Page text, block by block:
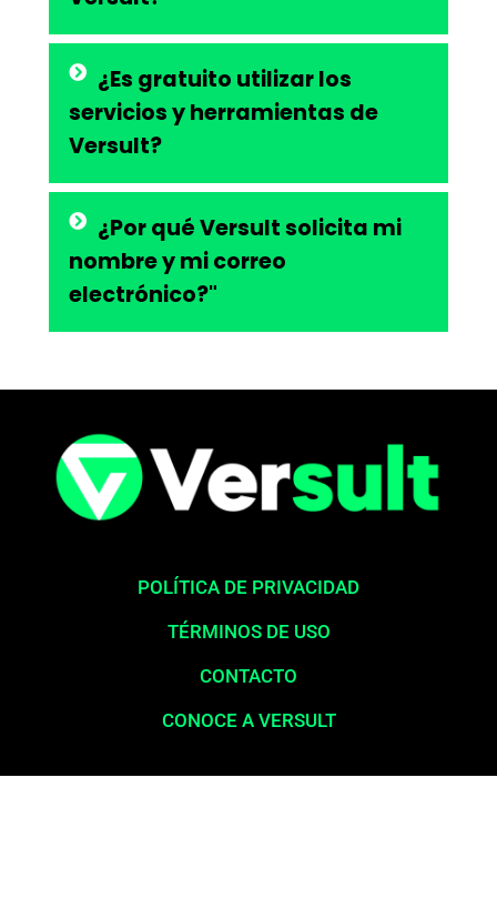
¿Es gratuito utilizar los
servicios y herramientas de
Versult?
¿Por qué Versult solicita mi
nombre y mi correo
electrónico?"
POLÍTICA DE PRIVACIDAD
TÉRMINOS DE USO
CONTACTO
CONOCE A VERSULT